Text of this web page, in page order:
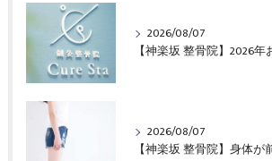
2026/08/07
2026/08/07